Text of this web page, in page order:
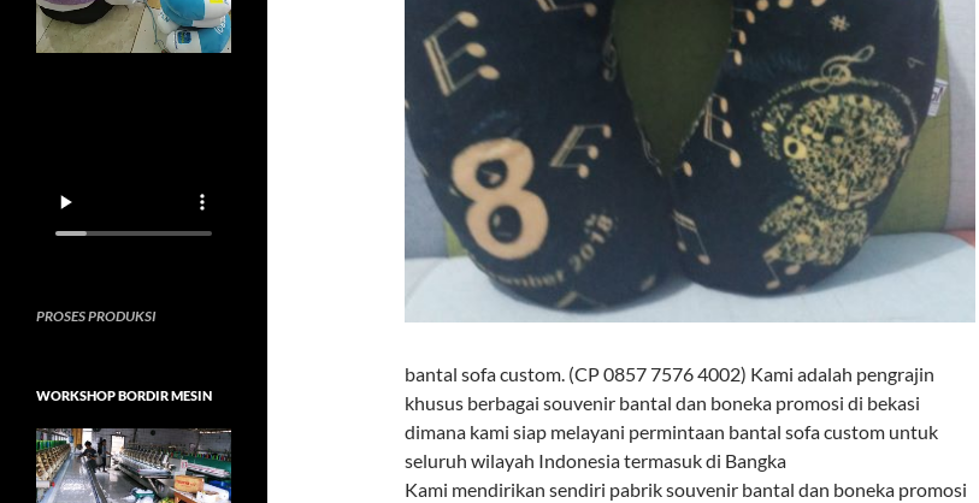
bantal sofa custom. (CP 0857 7576 4002) Kami adalah pengrajin
khusus berbagai souvenir bantal dan boneka promosi di bekasi
dimana kami siap melayani permintaan bantal sofa custom untuk
seluruh wilayah Indonesia termasuk di Bangka
Kami mendirikan sendiri pabrik souvenir bantal dan boneka promosi
PROSES PRODUKSI
WORKSHOP BORDIR MESIN